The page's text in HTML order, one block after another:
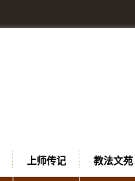
上师传记 教法文苑